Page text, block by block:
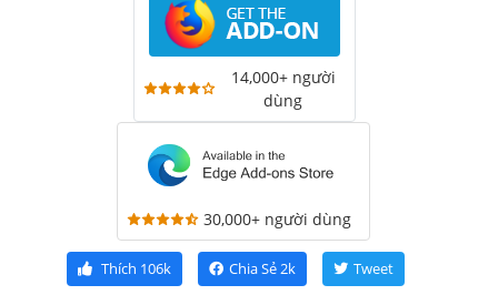
14,000+ người
dùng
30,000+ người dùng
Thích 106k Chia Sẻ2k Tweet